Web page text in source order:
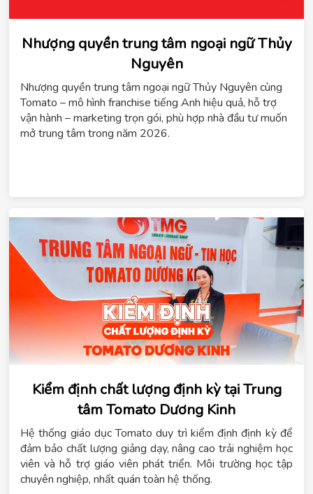
Nhượng quyền trung tâm ngoại ngữ Thủy
Nguyên
ChatGPT
đã
nói:
Nhượng quyền trung tâm ngoại ngữ Thủy Nguyên cùng
Tomato – mô hình franchise tiếng Anh hiệu quả, hỗ trợ
vận hành – marketing trọn gói, phù hợp nhà đầu tư muốn
mở trung tâm trong năm 2026.
Kiểm định chất lượng định kỳ tại Trung
tâm Tomato Dương Kinh
Hệ thống giáo dục Tomato duy trì kiểm định định kỳ để
đảm bảo chất lượng giảng dạy, nâng cao trải nghiệm học
viên và hỗ trợ giáo viên phát triển. Môi trường học tập
chuyên nghiệp, nhất quán toàn hệ thống.